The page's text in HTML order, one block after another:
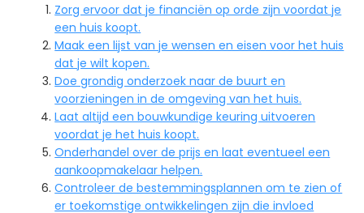
Zorg ervoor dat je financiën op orde zijn voordat je
een huis koopt.
Maak een lijst van je wensen en eisen voor het huis
dat je wilt kopen.
Doe grondig onderzoek naar de buurt en
voorzieningen in de omgeving van het huis.
Laat altijd een bouwkundige keuring uitvoeren
voordat je het huis koopt.
Onderhandel over de prijs en laat eventueel een
aankoopmakelaar helpen.
Controleer de bestemmingsplannen om te zien of
er toekomstige ontwikkelingen zijn die invloed